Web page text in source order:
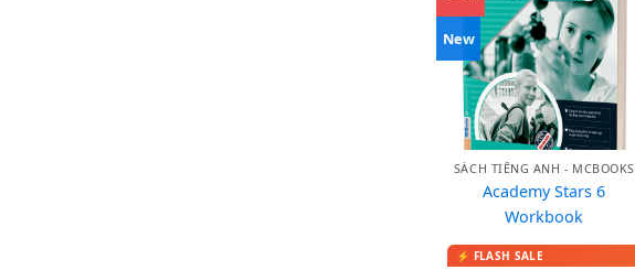
New
SÁCH TIẾNG ANH - MCBOOKS
Academy Stars 6
Workbook